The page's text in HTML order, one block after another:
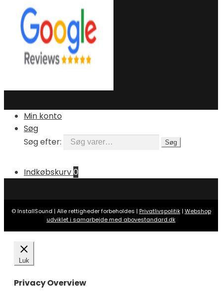
Min konto
Søg
Søg efter:
Søg
Indkøbskurv0
© InstallSound | Alle rettigheder forbeholdes | Privatlivspolitik| Webshop
udviklet i samarbejde med abovestandard.dk
Luk
Privacy Overview